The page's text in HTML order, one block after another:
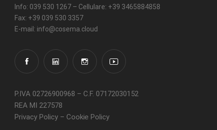
Info: 039 530 1267 – Cellulare: +39 3465884858
Fax: +39 039 530 3357
E-mail: info@cosema.cloud
P.IVA 02726900968 – C.F. 07172030152
REA MI 227578
Privacy Policy – Cookie Policy